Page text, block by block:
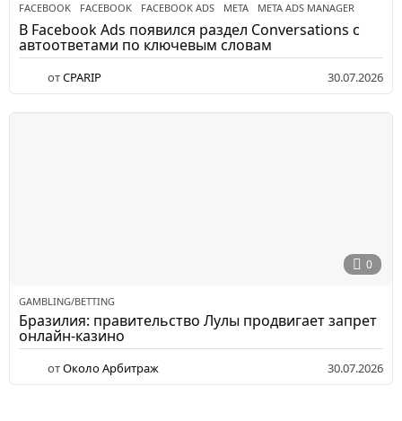
FACEBOOK FACEBOOK ,FACEBOOK ADS ,META ,META ADS MANAGER
В Facebook Ads появился раздел Conversations с
автоответами по ключевым словам
отCPARIP 30.07.2026
0
GAMBLING/BETTING
Бразилия: правительство Лулы продвигает запрет
онлайн-казино
отОколо Арбитраж 30.07.2026